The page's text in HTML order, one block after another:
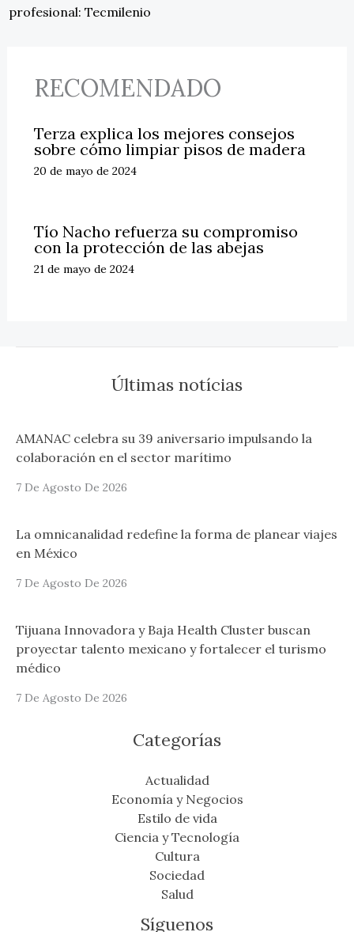
profesional: Tecmilenio
RECOMENDADO
Terza explica los mejores consejos
sobre cómo limpiar pisos de madera
20 de mayo de 2024
Tío Nacho refuerza su compromiso
con la protección de las abejas
21 de mayo de 2024
Últimas notícias
AMANAC celebra su 39 aniversario impulsando la
colaboración en el sector marítimo
7 De Agosto De 2026
La omnicanalidad redefine la forma de planear viajes
en México
7 De Agosto De 2026
Tijuana Innovadora y Baja Health Cluster buscan
proyectar talento mexicano y fortalecer el turismo
médico
7 De Agosto De 2026
Categorías
Actualidad
Economía y Negocios
Estilo de vida
Ciencia y Tecnología
Cultura
Sociedad
Salud
Síguenos